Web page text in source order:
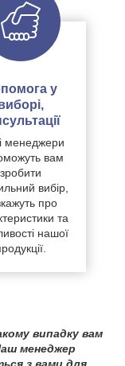
у
менеджери
вам
зробити
вибір,
про
та
нашої
випадку вам
менеджер